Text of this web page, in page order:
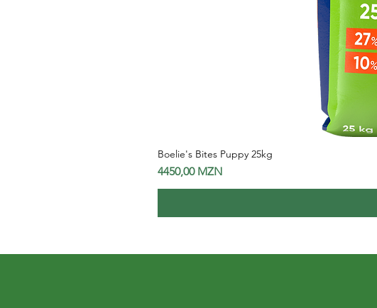
Boelie's Bites Puppy 25kg
Preço
4450,00 MZN